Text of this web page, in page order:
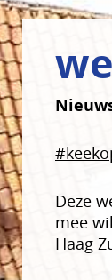
Deze
mee
Haag